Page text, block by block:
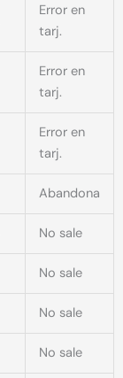
Error en
tarj.
Error en
tarj.
Error en
tarj.
Abandona
No sale
No sale
No sale
No sale